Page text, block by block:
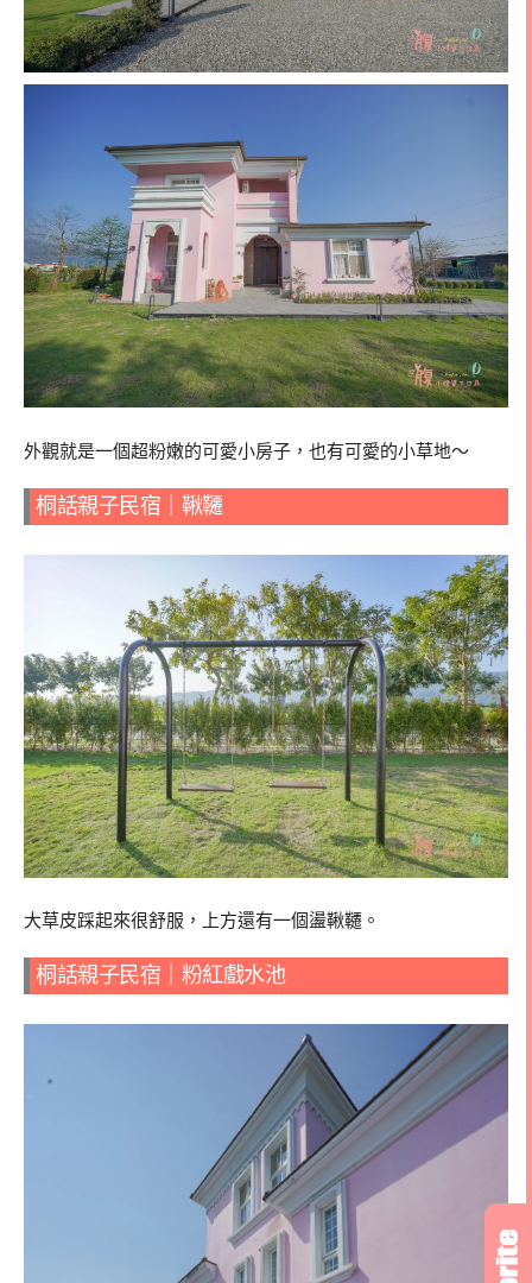
外觀就是一個超粉嫩的可愛小房子，也有可愛的小草地～
桐話親子民宿｜鞦韆
大草皮踩起來很舒服，上方還有一個盪鞦韆。
桐話親子民宿｜粉紅戲水池